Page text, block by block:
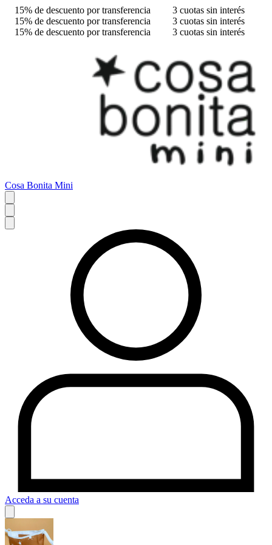
15% de descuento por transferencia
3 cuotas sin interés
15% de descuento por transferencia
3 cuotas sin interés
15% de descuento por transferencia
3 cuotas sin interés
Cosa Bonita Mini
Acceda a su cuenta